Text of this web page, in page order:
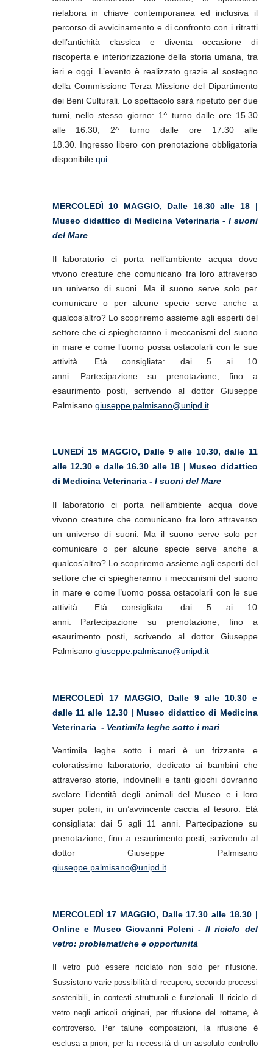
rielabora in chiave contemporanea ed inclusiva il
percorso di avvicinamento e di confronto con i ritratti
dell’antichità classica e diventa occasione di
riscoperta e interiorizzazione della storia umana, tra
ieri e oggi. L’evento è realizzato grazie al sostegno
della Commissione Terza Missione del Dipartimento
dei Beni Culturali. Lo spettacolo sarà ripetuto per due
turni, nello stesso giorno: 1^ turno dalle ore 15.30
alle 16.30; 2^ turno dalle ore 17.30 alle
18.30. Ingresso libero con prenotazione obbligatoria
disponibile qui.
MERCOLEDÌ 10 MAGGIO, Dalle 16.30 alle 18 |
Museo didattico di Medicina Veterinaria -I suoni
del Mare
Il laboratorio ci porta nell’ambiente acqua dove
vivono creature che comunicano fra loro attraverso
un universo di suoni. Ma il suono serve solo per
comunicare o per alcune specie serve anche a
qualcos’altro? Lo scopriremo assieme agli esperti del
settore che ci spiegheranno i meccanismi del suono
in mare e come l’uomo possa ostacolarli con le sue
attività. Età consigliata: dai 5 ai 10
anni. Partecipazione su prenotazione, fino a
esaurimento posti, scrivendo al dottor Giuseppe
Palmisano giuseppe.palmisano@unipd.it
LUNEDÌ 15 MAGGIO, Dalle 9 alle 10.30, dalle 11
alle 12.30 e dalle 16.30 alle 18 | Museo didattico
di Medicina Veterinaria - I suoni del Mare
Il laboratorio ci porta nell’ambiente acqua dove
vivono creature che comunicano fra loro attraverso
un universo di suoni. Ma il suono serve solo per
comunicare o per alcune specie serve anche a
qualcos’altro? Lo scopriremo assieme agli esperti del
settore che ci spiegheranno i meccanismi del suono
in mare e come l’uomo possa ostacolarli con le sue
attività. Età consigliata: dai 5 ai 10
anni. Partecipazione su prenotazione, fino a
esaurimento posti, scrivendo al dottor Giuseppe
Palmisano giuseppe.palmisano@unipd.it
MERCOLEDÌ 17 MAGGIO, Dalle 9 alle 10.30 e
dalle 11 alle 12.30 | Museo didattico di Medicina
Veterinaria - Ventimila leghe sotto i mari
Ventimila leghe sotto i mari è un frizzante e
coloratissimo laboratorio, dedicato ai bambini che
attraverso storie, indovinelli e tanti giochi dovranno
svelare l’identità degli animali del Museo e i loro
super poteri, in un’avvincente caccia al tesoro. Età
consigliata: dai 5 agli 11 anni. Partecipazione su
prenotazione, fino a esaurimento posti, scrivendo al
dottor Giuseppe Palmisano
giuseppe.palmisano@unipd.it
MERCOLEDÌ 17 MAGGIO, Dalle 17.30 alle 18.30 |
Online e Museo Giovanni Poleni - Il riciclo del
vetro: problematiche e opportunità
Il vetro può essere riciclato non solo per rifusione.
Sussistono varie possibilità di recupero, secondo processi
sostenibili, in contesti strutturali e funzionali. Il riciclo di
vetro negli articoli originari, per rifusione del rottame, è
controverso. Per talune composizioni, la rifusione è
esclusa a priori, per la necessità di un assoluto controllo